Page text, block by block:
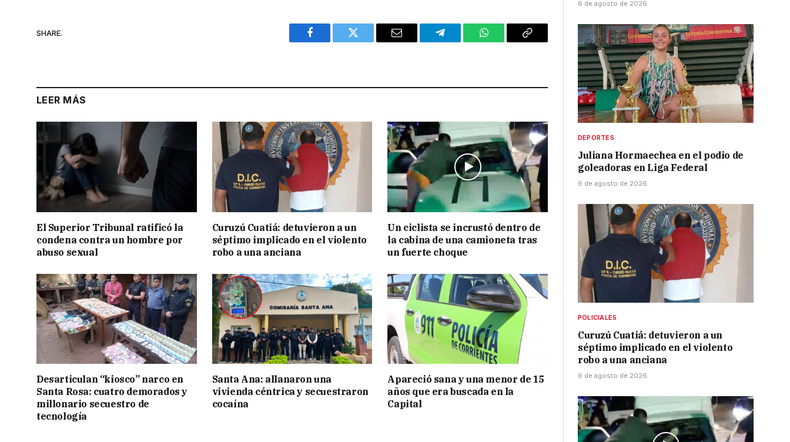
SHARE.
Facebook Twitter Email Telegram WhatsAppCopy
LEER MÁS
El Superior Tribunal ratificó la
condena contra un hombre por
abuso sexual
Curuzú Cuatiá: detuvieron a un
séptimo implicado en el violento
robo a una anciana
Un ciclista se incrustó dentro de
la cabina de una camioneta tras
un fuerte choque
Desarticulan “kiosco” narco en
Santa Rosa: cuatro demorados y
millonario secuestro de
tecnología
Santa Ana: allanaron una
vivienda céntrica y secuestraron
cocaína
Apareció sana y una menor de 15
años que era buscada en la
Capital
6 de agosto de 2026
DEPORTES
Juliana Hormaechea en el podio de
goleadoras en Liga Federal
6 de agosto de 2026
POLICIALES
Curuzú Cuatiá: detuvieron a un
séptimo implicado en el violento
robo a una anciana
6 de agosto de 2026